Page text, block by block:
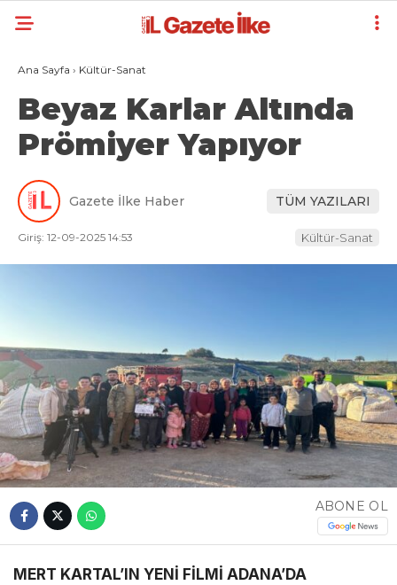
Ana Sayfa › Kültür-Sanat
Beyaz Karlar Altında
Prömiyer Yapıyor
Gazete İlke Haber TÜM YAZILARI
Giriş: 12-09-2025 14:53 Kültür-Sanat
ABONE OL
MERT KARTAL’IN YENİ FİLMİ ADANA’DA